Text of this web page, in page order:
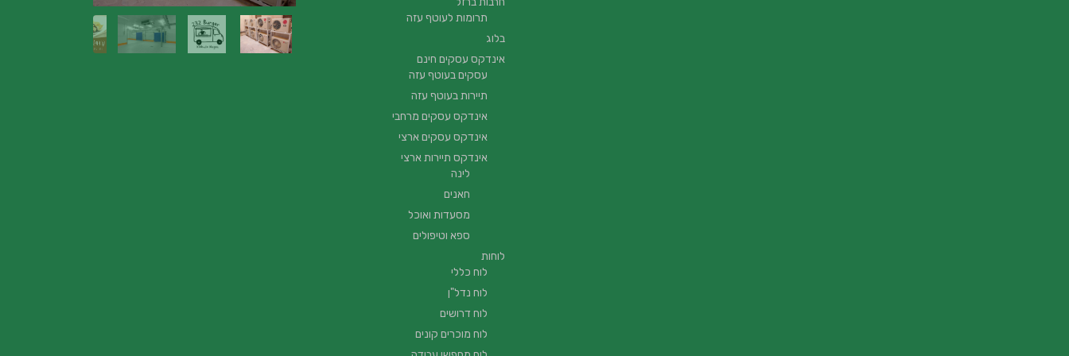
תרומות לעוטף עזה
בלוג
אינדקס עסקים חינם
עסקים בעוטף עזה
תיירות בעוטף עזה
אינדקס עסקים מרחבי
אינדקס עסקים ארצי
אינדקס תיירות ארצי
לינה
חאנים
מסעדות ואוכל
ספא וטיפולים
לוחות
לוח כללי
לוח נדל"ן
לוח דרושים
לוח מוכרים קונים